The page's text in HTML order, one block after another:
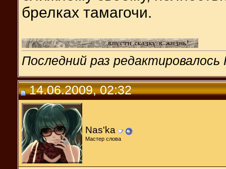
брелках тамагочи.
Последний раз
14.06.2009, 02:32
Nas'ka
Мастер слова